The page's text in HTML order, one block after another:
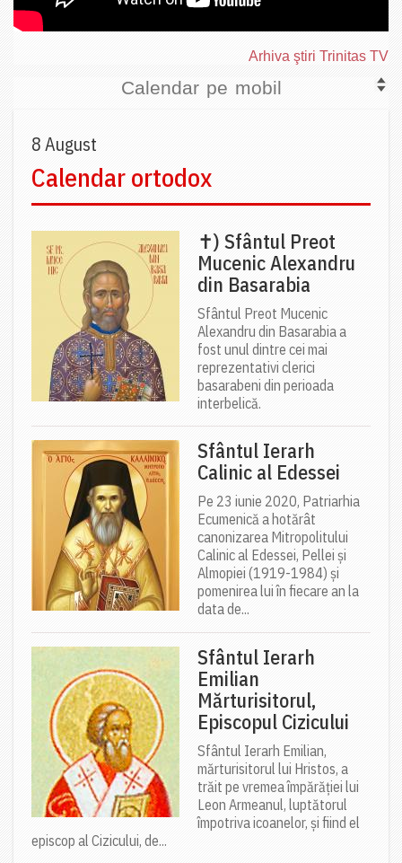
Arhiva ştiri Trinitas TV
Calendar pe mobil
8 August
Calendar ortodox
✝) Sfântul Preot
Mucenic Alexandru
din Basarabia
Sfântul Preot Mucenic
Alexandru din Basarabia a
fost unul dintre cei mai
reprezentativi clerici
basarabeni din perioada
interbelică.
Sfântul Ierarh
Calinic al Edessei
Pe 23 iunie 2020, Patriarhia
Ecumenică a hotărât
canonizarea Mitropolitului
Calinic al Edessei, Pellei și
Almopiei (1919-1984) și
pomenirea lui în fiecare an la
data de...
Sfântul Ierarh
Emilian
Mărturisitorul,
Episcopul Cizicului
Sfântul Ierarh Emilian,
mărturisitorul lui Hristos, a
trăit pe vremea împărăției lui
Leon Armeanul, luptătorul
împotriva icoanelor, și fiind el
episcop al Cizicului, de...